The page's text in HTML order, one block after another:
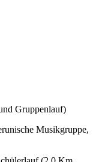
Gruppenlauf)
Musikgruppe,